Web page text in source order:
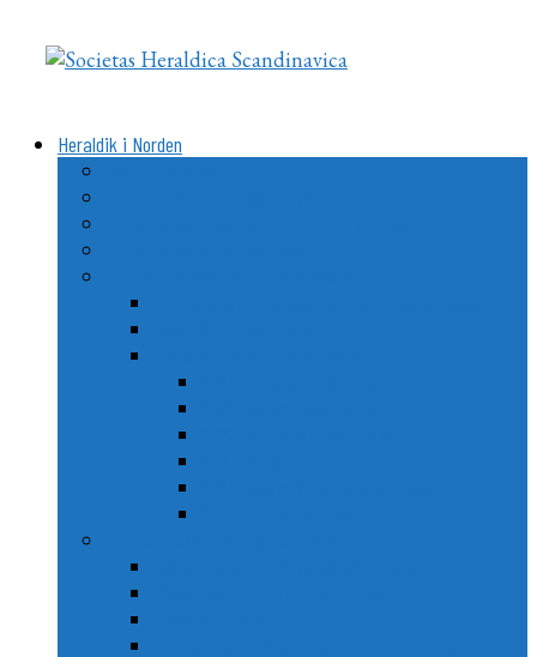
indhold
Heraldik i Norden